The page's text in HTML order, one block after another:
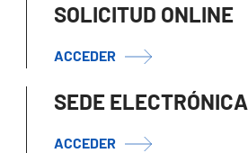
SOLICITUD ONLINE
ACCEDER
SEDE ELECTRÓNICA
ACCEDER